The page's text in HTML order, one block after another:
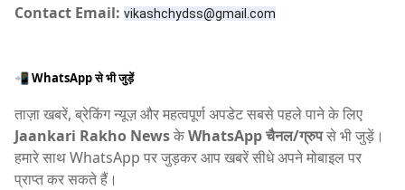
Contact Email: vikashchydss@gmail.com
📲 WhatsApp से भी जुड़ें
ताज़ा खबरें, ब्रेकिंग न्यूज़ और महत्वपूर्ण अपडेट सबसे पहले पाने के लिए
Jaankari Rakho NewsकेWhatsApp चैनल/ग्रुपसे भी जुड़ें।
हमारे साथ WhatsApp पर जुड़कर आप खबरें सीधे अपने मोबाइल पर
प्राप्त कर सकते हैं।